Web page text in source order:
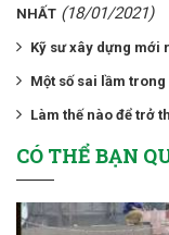
NHẤT (18/01/2021)
Kỹ sư xây dựng mới
Một số sai lầm
Làm thế nào để trở
CÓ THỂ BẠN